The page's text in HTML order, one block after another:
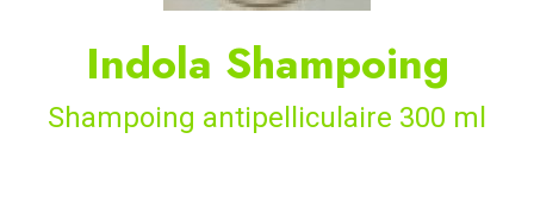
Indola Shampoing
Shampoing antipelliculaire 300 ml